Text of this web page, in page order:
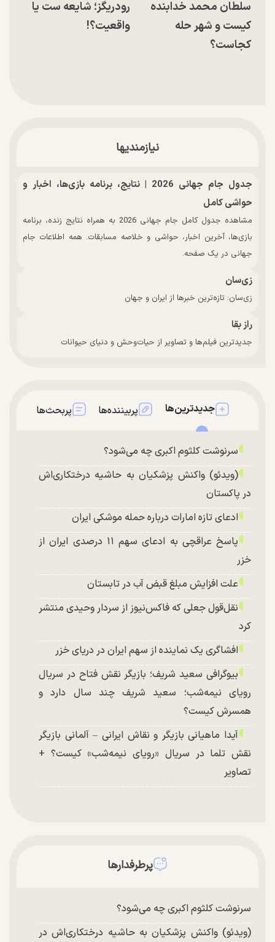
سلطان محمد خدابنده
کیست و شهر حله
کجاست؟
رودریگز؛ شایعه ست یا
واقعیت؟!
نیازمندیها
جدول جام جهانی 2026 | نتایج، برنامه بازی‌ها، اخبار و
حواشی کامل
مشاهده جدول کامل جام جهانی 2026 به همراه نتایج زنده، برنامه
بازی‌ها، آخرین اخبار، حواشی و خلاصه مسابقات. همه اطلاعات جام
جهانی در یک صفحه.
زی‌سان
زی‌سان: تازه‌ترین خبرها از ایران و جهان
راز بقا
جدیدترین فیلم‌ها و تصاویر از حیات‌وحش و دنیای حیوانات
جدیدترین‌ها پربیننده‌ها پربحث‌ها
سرنوشت کلثوم اکبری چه می‌شود؟
(ویدئو) واکنش پزشکیان به حاشیه درختکاری‌اش
در پاکستان
ادعای تازه امارات درباره حمله موشکی ایران
پاسخ عراقچی به ادعای سهم ۱۱ درصدی ایران از
خزر
علت افزایش مبلغ قبض آب در تابستان
نقل‌قول جعلی که فاکس‌نیوز از سردار وحیدی منتشر
کرد
افشاگری یک نماینده از سهم ایران در دریای خزر
بیوگرافی سعید شریف؛ بازیگر نقش فتاح در سریال
رویای نیمه‌شب؛ سعید شریف چند سال دارد و
همسرش کیست؟
آیدا ماهیانی بازیگر و نقاش ایرانی – آلمانی بازیگر
نقش تلما در سریال «رویای نیمه‌شب» کیست؟ +
تصاویر
پرطرفدارها
سرنوشت کلثوم اکبری چه می‌شود؟
(ویدئو) واکنش پزشکیان به حاشیه درختکاری‌اش در